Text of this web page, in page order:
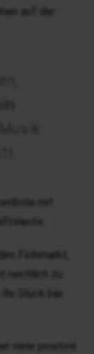
auf der
mit
Flohmarkt,
reichlich zu
Glück bei
viele positive